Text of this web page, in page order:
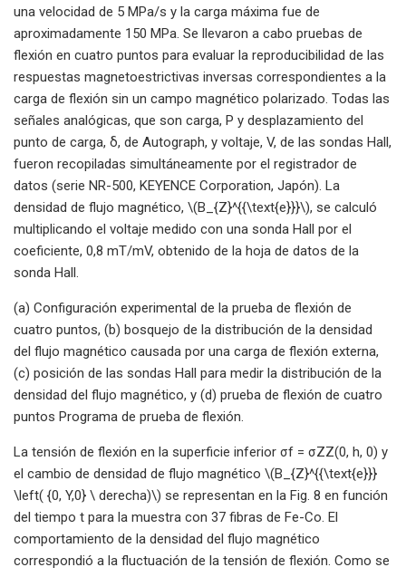
una velocidad de 5 MPa/s y la carga máxima fue de
aproximadamente 150 MPa. Se llevaron a cabo pruebas de
flexión en cuatro puntos para evaluar la reproducibilidad de las
respuestas magnetoestrictivas inversas correspondientes a la
carga de flexión sin un campo magnético polarizado. Todas las
señales analógicas, que son carga, P y desplazamiento del
punto de carga, δ, de Autograph, y voltaje, V, de las sondas Hall,
fueron recopiladas simultáneamente por el registrador de
datos (serie NR-500, KEYENCE Corporation, Japón). La
densidad de flujo magnético, \(B_{Z}^{{\text{e}}}\), se calculó
multiplicando el voltaje medido con una sonda Hall por el
coeficiente, 0,8 mT/mV, obtenido de la hoja de datos de la
sonda Hall.
(a) Configuración experimental de la prueba de flexión de
cuatro puntos, (b) bosquejo de la distribución de la densidad
del flujo magnético causada por una carga de flexión externa,
(c) posición de las sondas Hall para medir la distribución de la
densidad del flujo magnético, y (d) prueba de flexión de cuatro
puntos Programa de prueba de flexión.
La tensión de flexión en la superficie inferior σf = σZZ(0, h, 0) y
el cambio de densidad de flujo magnético \(B_{Z}^{{\text{e}}}
\left( {0, Y,0} \ derecha)\) se representan en la Fig. 8 en función
del tiempo t para la muestra con 37 fibras de Fe-Co. El
comportamiento de la densidad del flujo magnético
correspondió a la fluctuación de la tensión de flexión. Como se